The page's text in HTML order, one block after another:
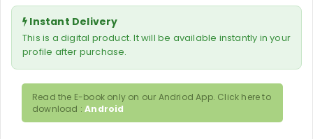
Instant Delivery
This is a digital product. It will be available instantly in your
profile after purchase.
Read the E-book only on our Andriod App. Click here to
download :Android